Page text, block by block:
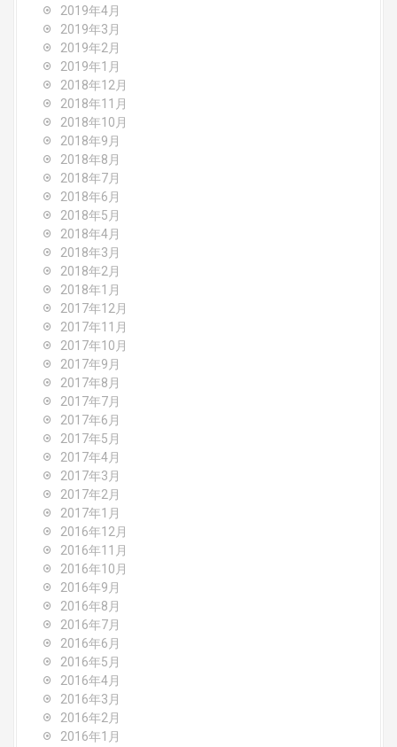
2019年4月
2019年3月
2019年2月
2019年1月
2018年12月
2018年11月
2018年10月
2018年9月
2018年8月
2018年7月
2018年6月
2018年5月
2018年4月
2018年3月
2018年2月
2018年1月
2017年12月
2017年11月
2017年10月
2017年9月
2017年8月
2017年7月
2017年6月
2017年5月
2017年4月
2017年3月
2017年2月
2017年1月
2016年12月
2016年11月
2016年10月
2016年9月
2016年8月
2016年7月
2016年6月
2016年5月
2016年4月
2016年3月
2016年2月
2016年1月